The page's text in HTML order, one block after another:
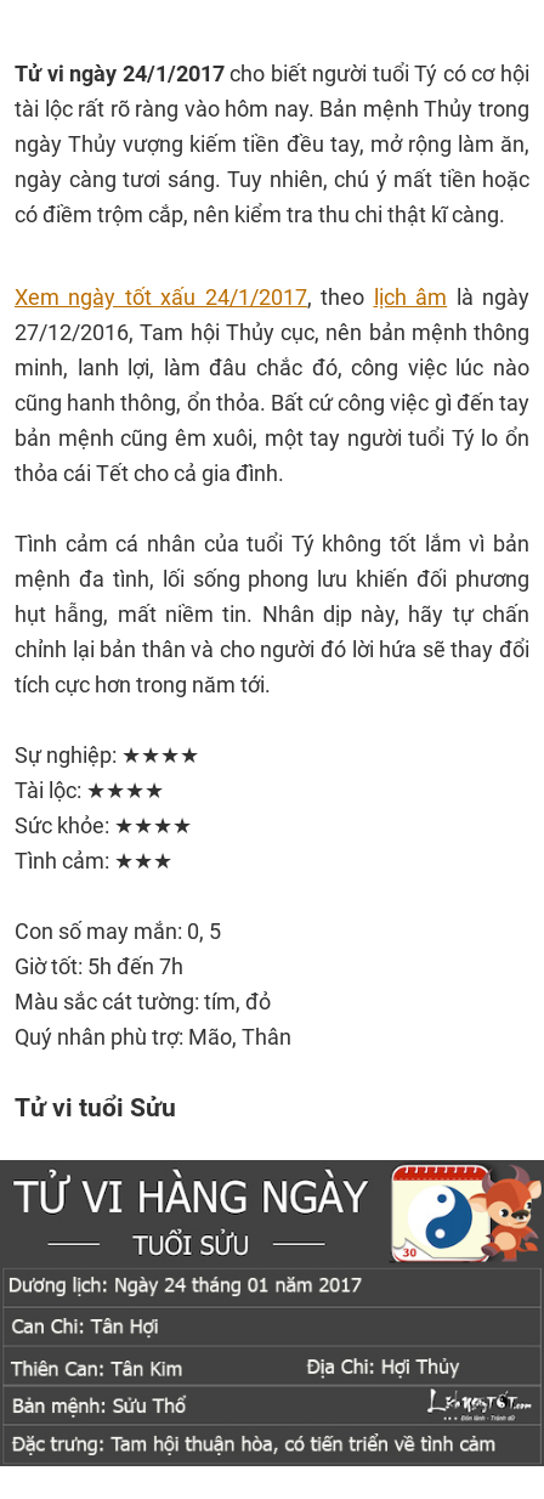
Tử vi ngày 24/1/2017cho biết người tuổi Tý có cơ hội
tài lộc rất rõ ràng vào hôm nay. Bản mệnh Thủy trong
ngày Thủy vượng kiếm tiền đều tay, mở rộng làm ăn,
ngày càng tươi sáng. Tuy nhiên, chú ý mất tiền hoặc
có điềm trộm cắp, nên kiểm tra thu chi thật kĩ càng.
Xem ngày tốt xấu 24/1/2017, theo lịch âm là ngày
27/12/2016, Tam hội Thủy cục, nên bản mệnh thông
minh, lanh lợi, làm đâu chắc đó, công việc lúc nào
cũng hanh thông, ổn thỏa. Bất cứ công việc gì đến tay
bản mệnh cũng êm xuôi, một tay người tuổi Tý lo ổn
thỏa cái Tết cho cả gia đình.
Tình cảm cá nhân của tuổi Tý không tốt lắm vì bản
mệnh đa tình, lối sống phong lưu khiến đối phương
hụt hẫng, mất niềm tin. Nhân dịp này, hãy tự chấn
chỉnh lại bản thân và cho người đó lời hứa sẽ thay đổi
tích cực hơn trong năm tới.
Sự nghiệp: ★★★★
Tài lộc: ★★★★
Sức khỏe: ★★★★
Tình cảm: ★★★
Con số may mắn: 0, 5
Giờ tốt: 5h đến 7h
Màu sắc cát tường: tím, đỏ
Quý nhân phù trợ: Mão, Thân
Tử vi tuổi Sửu